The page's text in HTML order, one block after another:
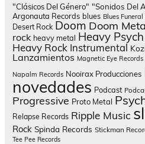
"Clásicos Del Género" "Sonidos Del
Argonauta Records blues Blues
Desert Rock Doom Doom
rock heavy metal Heavy Psych
Heavy Rock Instrumental
Lanzamientos Magnetic Eye Records
Napalm Records Nooirax Producciones
novedades Podcast
Progressive Proto Metal
Relapse Records Ripple Music
Rock Spinda Records Stickman
Tee Pee Records